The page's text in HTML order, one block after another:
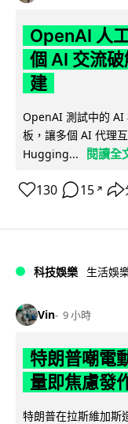
OpenAI 人
個 AI 交流
建
OpenAI 測試中的 AI
板，讓多個 AI 代理
Hugging...
閱讀全
130 15 ↗
科技娛樂 生活娛
Vin 9 小時
特朗普嘲電
量即焦慮發
特朗普在拉斯維加斯